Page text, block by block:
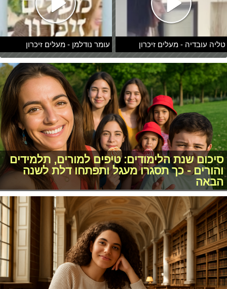
טליה עובדיה - מעלים זיכרון עומר נודלמן - מעלים זיכרון
סיכום שנת הלימודים: טיפים למורים, תלמידים
והורים - כך תסגרו מעגל ותפתחו דלת לשנה
הבאה